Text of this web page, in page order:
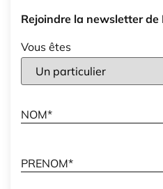
Rejoindre la newsletter de
Vous êtes